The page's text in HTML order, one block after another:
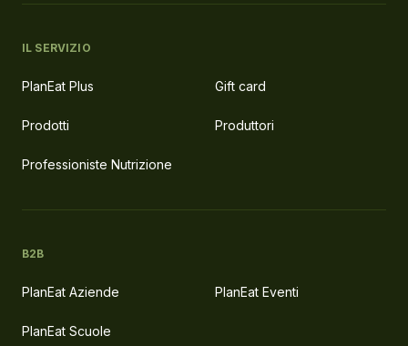
IL SERVIZIO
PlanEat Plus Gift card
Prodotti Produttori
Professioniste Nutrizione
B2B
PlanEat Aziende PlanEat Eventi
PlanEat Scuole